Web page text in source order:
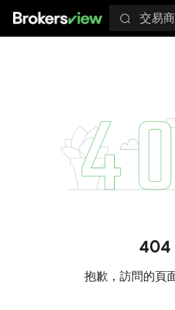
交易
404
抱歉，訪問的頁